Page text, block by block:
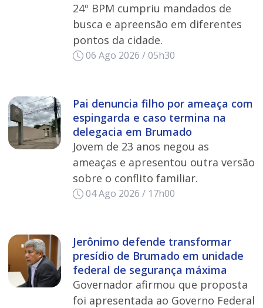
24º BPM cumpriu mandados de
busca e apreensão em diferentes
pontos da cidade.
06 Ago 2026 / 05h30
Pai denuncia filho por ameaça com
espingarda e caso termina na
delegacia em Brumado
Jovem de 23 anos negou as
ameaças e apresentou outra versão
sobre o conflito familiar.
04 Ago 2026 / 17h00
Jerônimo defende transformar
presídio de Brumado em unidade
federal de segurança máxima
Governador afirmou que proposta
foi apresentada ao Governo Federal